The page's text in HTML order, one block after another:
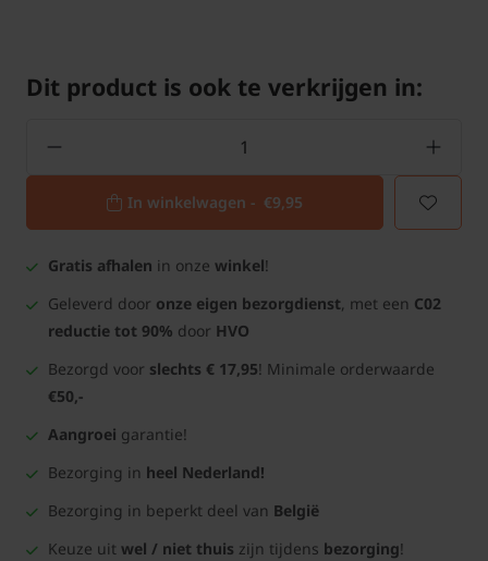
Dit product is ook te verkrijgen in:
In winkelwagen - €9,95
Gratis afhalen in onze winkel!
Geleverd door onze eigen bezorgdienst, met een C02
reductie tot 90% door HVO
Bezorgd voor slechts € 17,95! Minimale orderwaarde
€50,-
Aangroei garantie!
Bezorging in heel Nederland!
Bezorging in beperkt deel van België
Keuze uit wel / niet thuis zijn tijdens bezorging!